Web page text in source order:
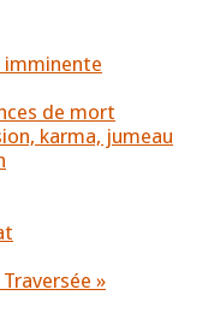
imminente
de mort
karma, jumeau
»